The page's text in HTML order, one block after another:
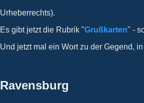
Urheberrechts).
Es gibt jetzt die Rubrik "Grußkarten" -
Und jetzt mal ein Wort zu der Gegend,
Ravensburg